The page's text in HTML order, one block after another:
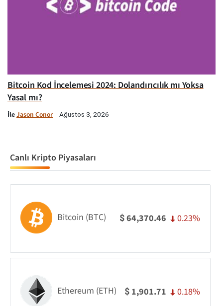
Bitcoin Kod İncelemesi 2024: Dolandırıcılık mı Yoksa
Yasal mı?
İleJason Conor Ağustos 3, 2026
Canlı Kripto Piyasaları
Bitcoin (BTC) $64,370.46 0.23%
Ethereum (ETH) $ 1,901.71 0.18%